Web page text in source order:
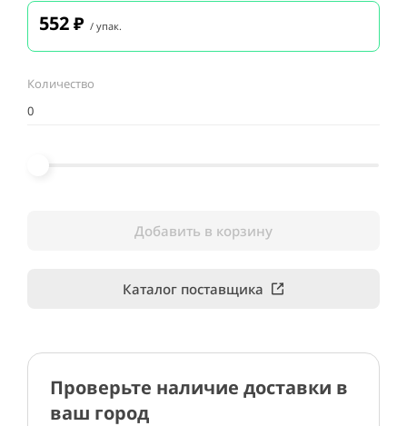
552₽ / упак.
Количество
Добавить в корзину
Каталог поставщика
Проверьте наличие доставки в
ваш город